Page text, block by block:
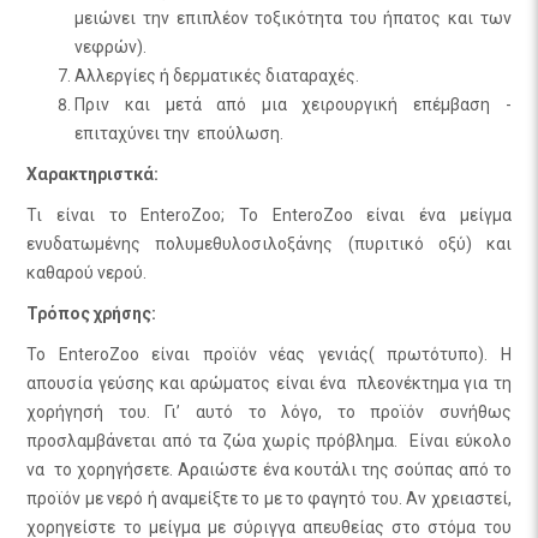
μειώνει την επιπλέον τοξικότητα του ήπατος και των
νεφρών).
Αλλεργίες ή δερματικές διαταραχές.
Πριν και μετά από μια χειρουργική επέμβαση -
επιταχύνει την επούλωση.
Χαρακτηριστκά:
Τι είναι το EnteroZoo; Το EnteroZoo είναι ένα μείγμα
ενυδατωμένης πολυμεθυλοσιλοξάνης (πυριτικό οξύ) και
καθαρού νερού.
Τρόπος χρήσης:
Το EnteroZoo είναι προϊόν νέας γενιάς( πρωτότυπο). Η
απουσία γεύσης και αρώματος είναι ένα πλεονέκτημα για τη
χορήγησή του. Γι’ αυτό το λόγο, το προϊόν συνήθως
προσλαμβάνεται από τα ζώα χωρίς πρόβλημα. Είναι εύκολο
να το χορηγήσετε. Αραιώστε ένα κουτάλι της σούπας από το
προϊόν με νερό ή αναμείξτε το με το φαγητό του. Αν χρειαστεί,
χορηγείστε το μείγμα με σύριγγα απευθείας στο στόμα του